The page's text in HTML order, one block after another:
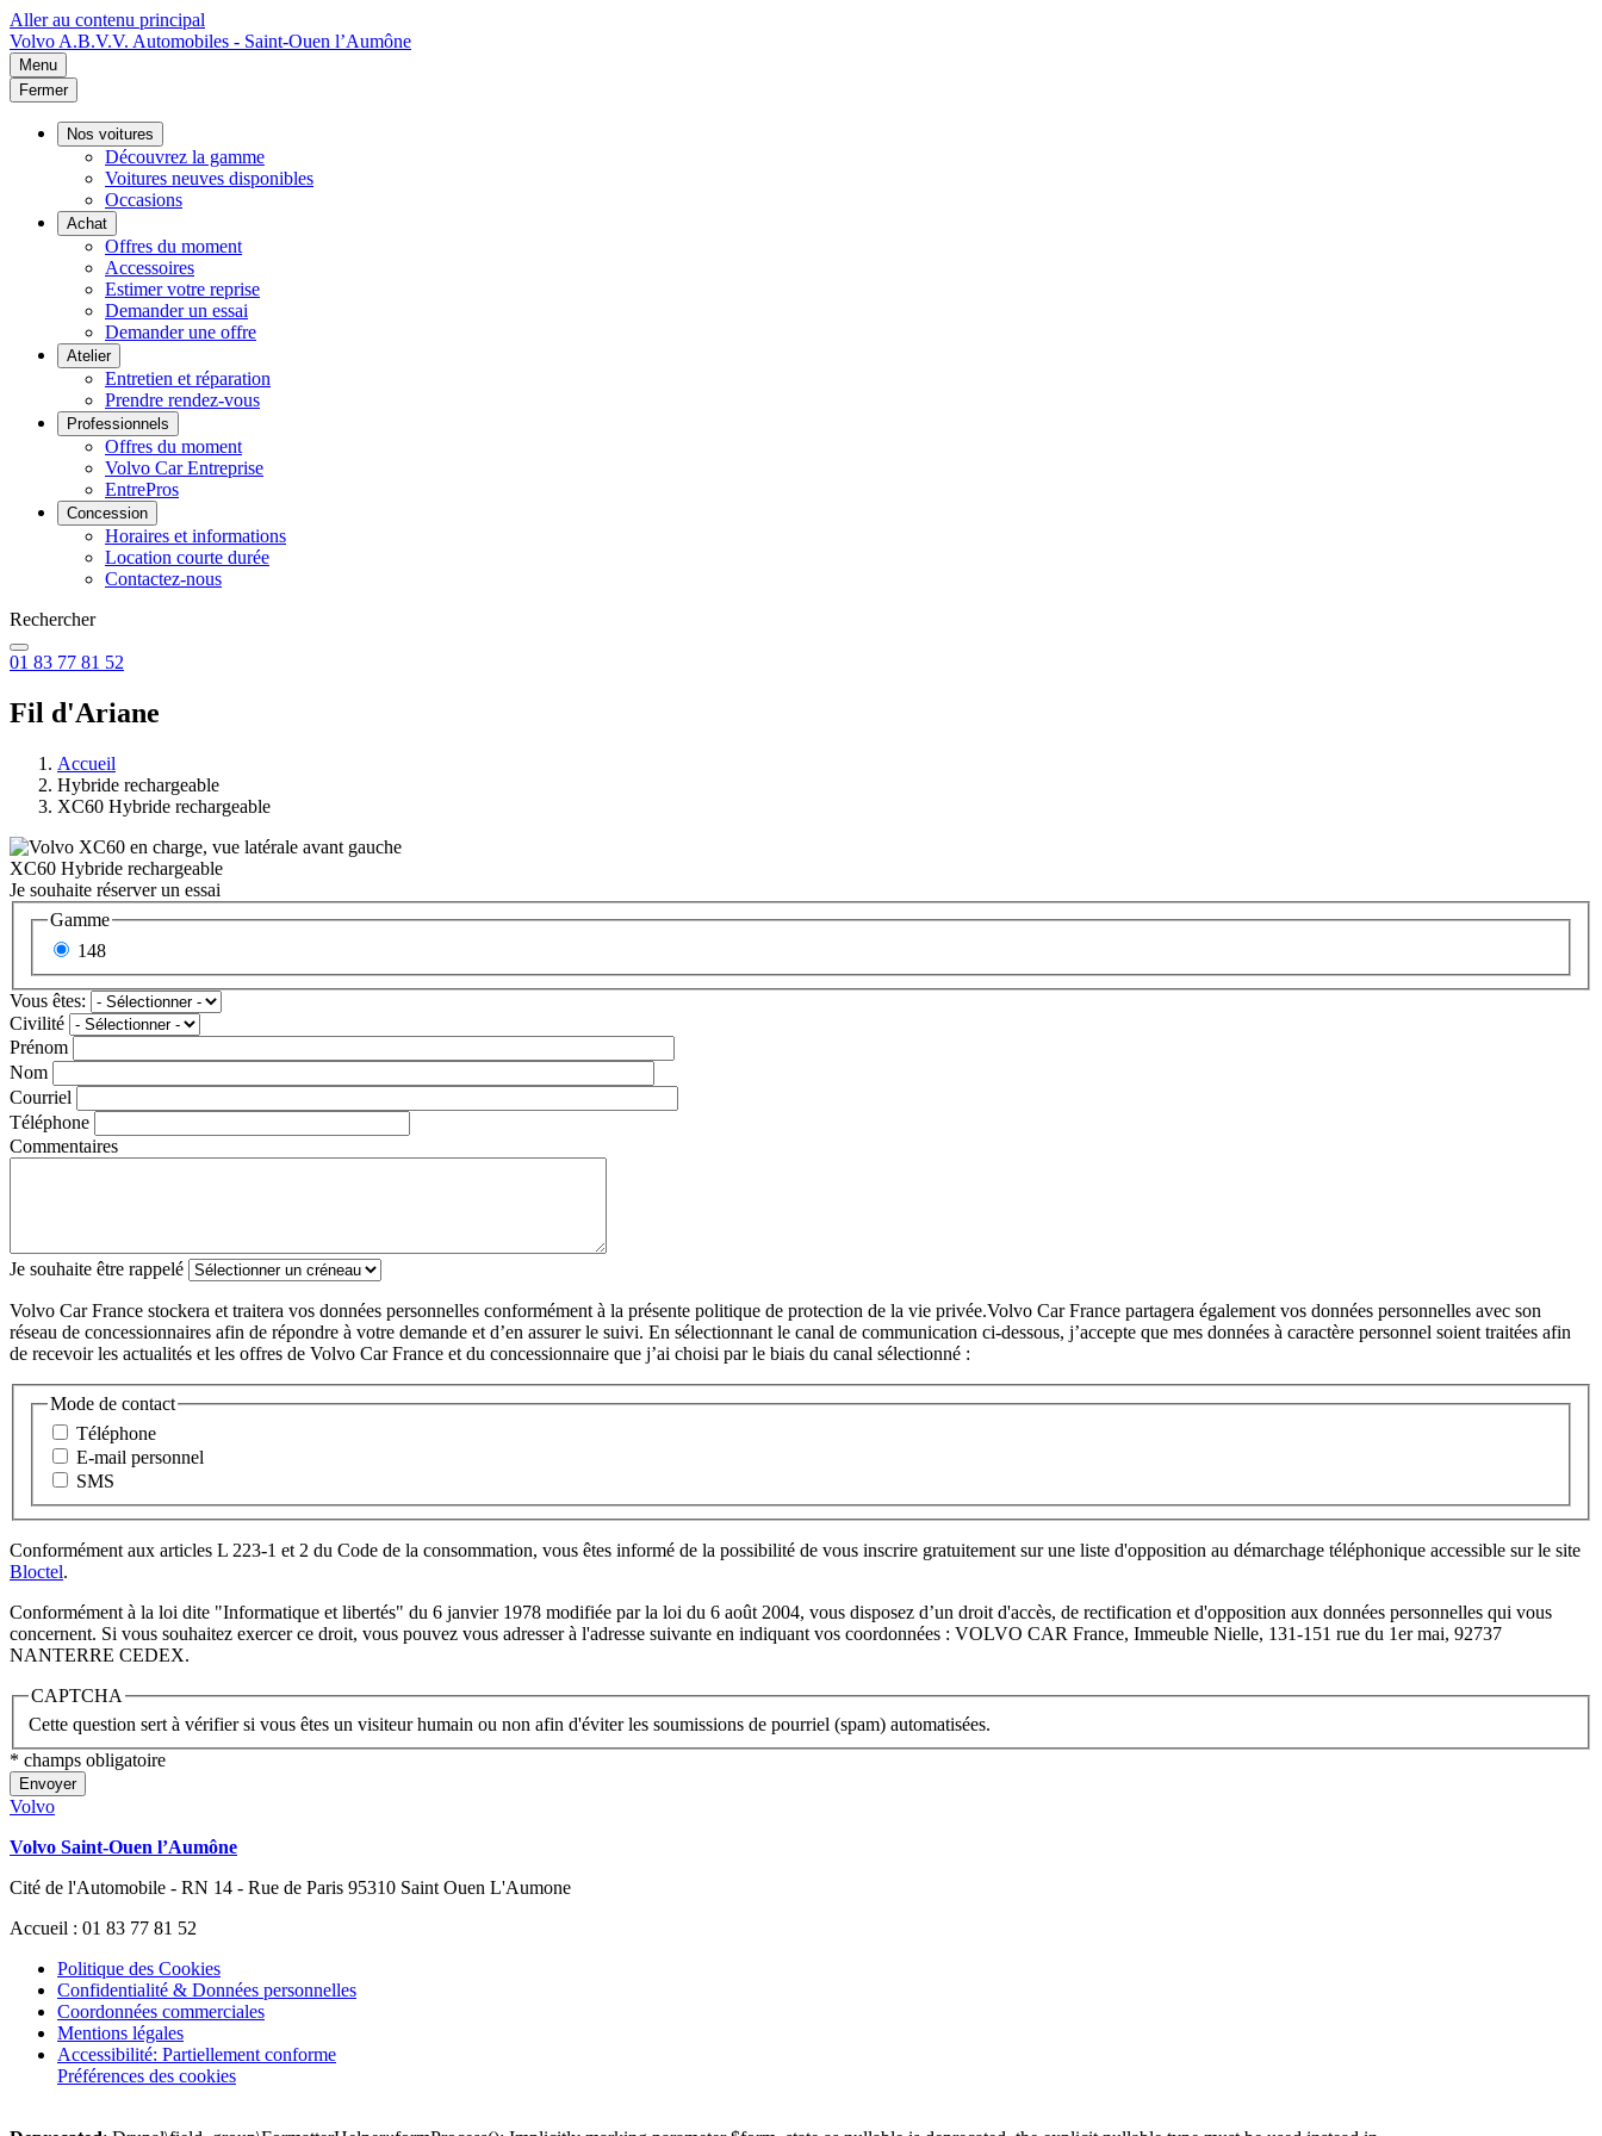
Aller au contenu principal
Volvo A.B.V.V. Automobiles - Saint-Ouen l’Aumône
Menu
Fermer
Nos voitures
Découvrez la gamme
Voitures neuves disponibles
Occasions
Achat
Offres du moment
Accessoires
Estimer votre reprise
Demander un essai
Demander une offre
Atelier
Entretien et réparation
Prendre rendez-vous
Professionnels
Offres du moment
Volvo Car Entreprise
EntrePros
Concession
Horaires et informations
Location courte durée
Contactez-nous
Rechercher
01 83 77 81 52
Fil d'Ariane
Accueil
Hybride rechargeable
XC60 Hybride rechargeable
XC60 Hybride rechargeable
Je souhaite réserver un essai
Gamme
148
Vous êtes:
Civilité
Prénom
Nom
Courriel
Téléphone
Commentaires
Je souhaite être rappelé
Volvo Car France stockera et traitera vos données personnelles conformément à la présente politique de protection de la vie privée.Volvo Car France partagera également vos données personnelles avec son
réseau de concessionnaires afin de répondre à votre demande et d’en assurer le suivi. En sélectionnant le canal de communication ci-dessous, j’accepte que mes données à caractère personnel soient traitées afin
de recevoir les actualités et les offres de Volvo Car France et du concessionnaire que j’ai choisi par le biais du canal sélectionné :
Mode de contact
Téléphone
E-mail personnel
SMS
Conformément aux articles L 223-1 et 2 du Code de la consommation, vous êtes informé de la possibilité de vous inscrire gratuitement sur une liste d'opposition au démarchage téléphonique accessible sur le site
Bloctel.
Conformément à la loi dite "Informatique et libertés" du 6 janvier 1978 modifiée par la loi du 6 août 2004, vous disposez d’un droit d'accès, de rectification et d'opposition aux données personnelles qui vous
concernent. Si vous souhaitez exercer ce droit, vous pouvez vous adresser à l'adresse suivante en indiquant vos coordonnées : VOLVO CAR France, Immeuble Nielle, 131-151 rue du 1er mai, 92737
NANTERRE CEDEX.
CAPTCHA
Cette question sert à vérifier si vous êtes un visiteur humain ou non afin d'éviter les soumissions de pourriel (spam) automatisées.
* champs obligatoire
Envoyer
Volvo
Volvo Saint-Ouen l’Aumône
Cité de l'Automobile - RN 14 - Rue de Paris 95310 Saint Ouen L'Aumone
Accueil : 01 83 77 81 52
Politique des Cookies
Confidentialité & Données personnelles
Coordonnées commerciales
Mentions légales
Accessibilité: Partiellement conforme
Préférences des cookies